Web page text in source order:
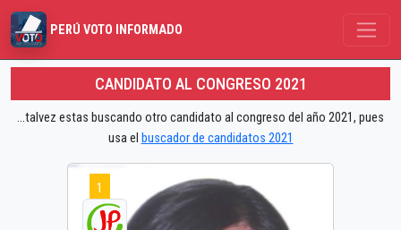
PERÚ VOTO INFORMADO
CANDIDATO AL CONGRESO 2021
...talvez estas buscando otro candidato al congreso del año 2021, pues
usa el buscador de candidatos 2021
1